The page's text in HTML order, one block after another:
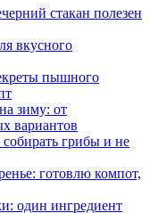
стакан полезен
вкусного
пышного
зиму: от
вариантов
грибы и не
готовлю компот,
один ингредиент